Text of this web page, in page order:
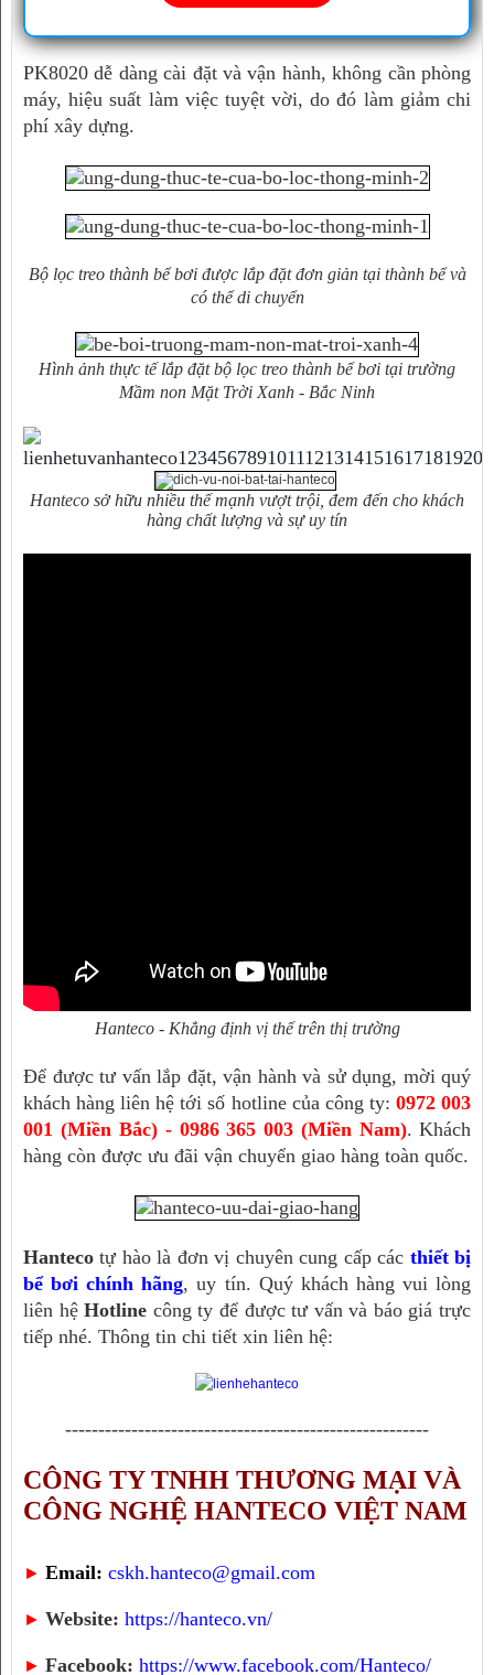
PK8020 dễ dàng cài đặt và vận hành, không cần phòng
máy, hiệu suất làm việc tuyệt vời, do đó làm giảm chi
phí xây dựng.
Bộ lọc treo thành bể bơi được lắp đặt đơn giản tại thành bể và
có thể di chuyển
Hình ảnh thực tế lắp đặt bộ lọc treo thành bể bơi tại trường
Mầm non Mặt Trời Xanh - Bắc Ninh
Hanteco sở hữu nhiều thế mạnh vượt trội, đem đến cho khách
hàng chất lượng và sự uy tín
Hanteco - Khẳng định vị thế trên thị trường
Để được tư vấn lắp đặt, vận hành và sử dụng, mời quý
khách hàng liên hệ tới số hotline của công ty: 0972 003
001 (Miền Bắc) - 0986 365 003 (Miền Nam). Khách
hàng còn được ưu đãi vận chuyển giao hàng toàn quốc.
Hanteco tự hào là đơn vị chuyên cung cấp các thiết bị
bể bơi chính hãng, uy tín. Quý khách hàng vui lòng
liên hệHotline công ty để được tư vấn và báo giá trực
tiếp nhé. Thông tin chi tiết xin liên hệ:
-------------------------------------------------------
CÔNG TY TNHH THƯƠNG MẠI VÀ
CÔNG NGHỆ HANTECO VIỆT NAM
► Email: cskh.hanteco@gmail.com
► Website: https://hanteco.vn/
► Facebook: https://www.facebook.com/Hanteco/